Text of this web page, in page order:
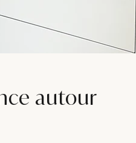
autour